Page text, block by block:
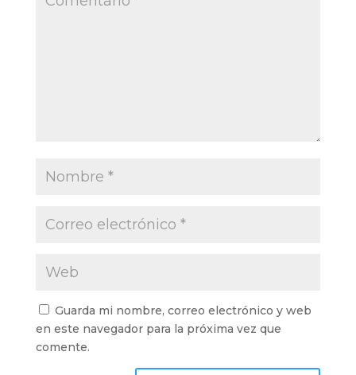
Guarda mi nombre, correo electrónico y web
en este navegador para la próxima vez que
comente.